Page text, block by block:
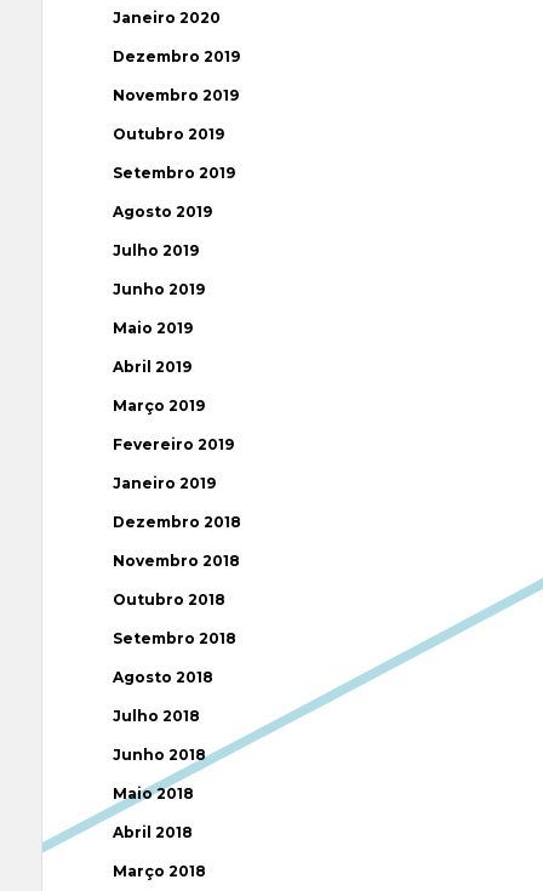
Janeiro 2020
Dezembro 2019
Novembro 2019
Outubro 2019
Setembro 2019
Agosto 2019
Julho 2019
Junho 2019
Maio 2019
Abril 2019
Março 2019
Fevereiro 2019
Janeiro 2019
Dezembro 2018
Novembro 2018
Outubro 2018
Setembro 2018
Agosto 2018
Julho 2018
Junho 2018
Maio 2018
Abril 2018
Março 2018